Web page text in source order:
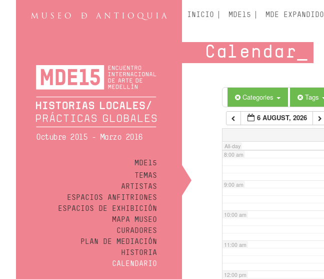
Octubre 2015 - Marzo 2016
MDE15
TEMAS
ARTISTAS
ESPACIOS ANFITRIONES
ESPACIOS DE EXHIBICIÓN
MAPA MUSEO
CURADORES
PLAN DE MEDIACIÓN
HISTORIA
CALENDARIO
INICIO MDE15 MDE EXPANDIDO
Calendar
Categories Tags
6 AUGUST, 2026
All-day
5:00 am
6:00 am
7:00 am
8:00 am
9:00 am
10:00 am
11:00 am
12:00 pm